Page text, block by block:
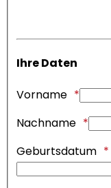
Ihre Daten
Vorname
Nachname
Geburtsdatum